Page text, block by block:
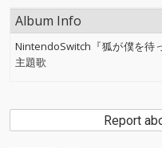
Album Info
NintendoSwitch『狐が僕を待
主題歌
Report